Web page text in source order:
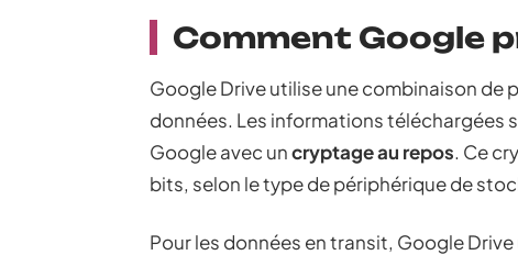
Comment Google
Google Drive utilise une combinaison de
données. Les informations téléchargées
Google avec uncryptage au repos. Ce
bits, selon le type de périphérique de
Pour les données en transit, Google